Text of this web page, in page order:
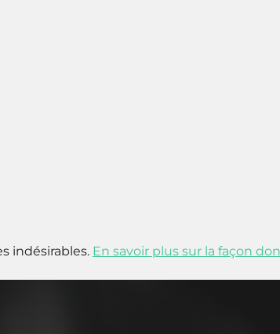
indésirables. En savoir plus sur la façon